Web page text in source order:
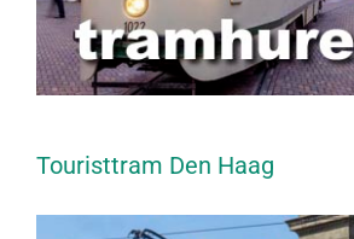
Touristtram Den Haag